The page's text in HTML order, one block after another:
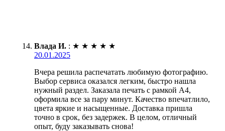
Влада И. : ★ ★ ★ ★ ★
20.01.2025
Вчера решила распечатать любимую фотографию.
Выбор сервиса оказался легким, быстро нашла
нужный раздел. Заказала печать с рамкой А4,
оформила все за пару минут. Качество впечатлило,
цвета яркие и насыщенные. Доставка пришла
точно в срок, без задержек. В целом, отличный
опыт, буду заказывать снова!